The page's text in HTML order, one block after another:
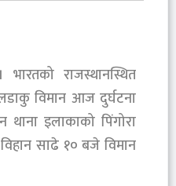
राजस्थानस्थित
विमान आज दुर्घटना
इलाकाको पिंगोरा
साढे १० बजे विमान